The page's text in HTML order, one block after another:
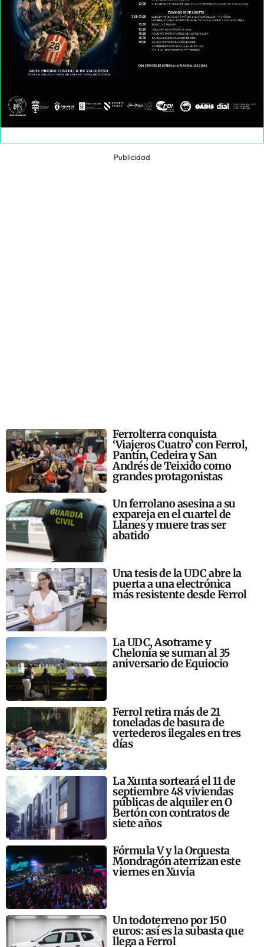
Publicidad
Ferrolterra conquista
‘Viajeros Cuatro’ con Ferrol,
Pantín, Cedeira y San
Andrés de Teixido como
grandes protagonistas
Un ferrolano asesina a su
expareja en el cuartel de
Llanes y muere tras ser
abatido
Una tesis de la UDC abre la
puerta a una electrónica
más resistente desde Ferrol
La UDC, Asotrame y
Chelonia se suman al 35
aniversario de Equiocio
Ferrol retira más de 21
toneladas de basura de
vertederos ilegales en tres
días
La Xunta sorteará el 11 de
septiembre 48 viviendas
públicas de alquiler en O
Bertón con contratos de
siete años
Fórmula V y la Orquesta
Mondragón aterrizan este
viernes en Xuvia
Un todoterreno por 150
euros: así es la subasta que
llega a Ferrol